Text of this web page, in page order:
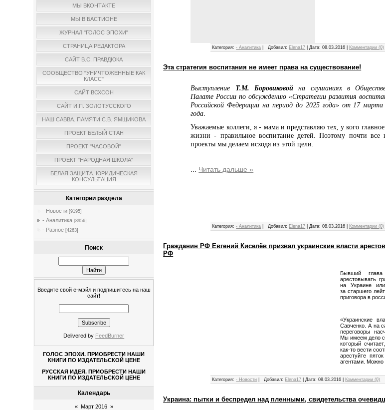
МЫ ВКОНТАКТЕ
МЫ В БАСТИОНЕ
ЖУРНАЛ "ГОЛОС ЭПОХИ"
СТРАНИЦА РЕДАКТОРА
САЙТ В.С. ПРАВДЮКА
СООБЩЕСТВО "УНИЧТОЖЕННЫЕ КАК
КЛАСС"
САЙТ ВСХСОН
САЙТ И.П. ЗОЛОТУССКОГО
НАШ САВВА. ПАМЯТИ С.В. ЯМЩИКОВА
ПРОЕКТ БЕЛЫЙ СТАН
ПРОЕКТ "ЧАСОВОЙ"
ПРОЕКТ "НАРОДНАЯ ШКОЛА"
БЕЛАЯ ЗАЩИТА. ЮРИДИЧЕСКАЯ
КОНСУЛЬТАЦИЯ
Категории раздела
- Новости [9195]
- Аналитика [8956]
- Разное [4263]
Поиск
Введите свой е-мэйл и подпишитесь на наш
сайт!
Delivered by FeedBurner
ГОЛОС ЭПОХИ. ПРИОБРЕСТИ НАШИ
КНИГИ ПО ИЗДАТЕЛЬСКОЙ ЦЕНЕ
РУССКАЯ ИДЕЯ. ПРИОБРЕСТИ НАШИ
КНИГИ ПО ИЗДАТЕЛЬСКОЙ ЦЕНЕ
Календарь
« Март 2016 »
Категория: - Аналитика Добавил: Elena17 Дата: 08.03.2016 Комментарии (0)
Эта стратегия воспитания не имеет права на существование!
Выступление Т.М. Боровиковойна слушаниях в
Палате России по обсуждению «Стратегии развития
Российской Федерации на период до 2025 года» от 17 марта
года
Уважаемые коллеги, я - мама и представляю тех, у кого
жизни - правильное воспитание детей. Поэтому почти все
проекты мы делаем исходя из этой цели.
Читать дальше »
Категория: - Аналитика Добавил: Elena17 Дата: 08.03.2016 Комментарии (0)
Гражданин РФ Евгений Киселёв призвал украинские власти
РФ
Бывший
арестовывать
на Украине
за старшего
приговора в
«Украинские
Савченко. А на
переговоры
Мы имеем дело с
который
как-то вести
арестуйте
агентами. Можно
Категория: - Новости Добавил: Elena17 Дата: 08.03.2016 Комментарии (0)
Украина: пытки и беспредел над пленными, свидетельства